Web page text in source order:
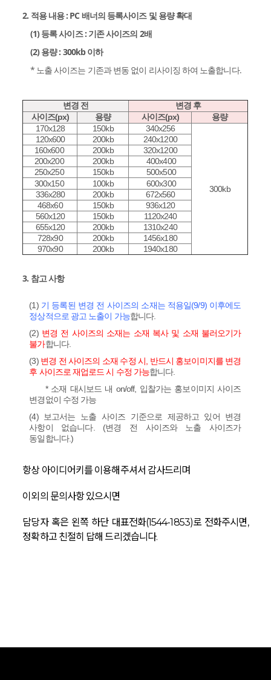
2. 적용 내용 : PC 배너의 등록사이즈 및 용량 확대
(1) 등록 사이즈 : 기존 사이즈의 2배
(2) 용량 : 300kb 이하
* 노출 사이즈는 기존과 변동 없이 리사이징 하여 노출합니다.
변경 전
변경 후
사이즈(px)
용량 사이즈(px)
용량
170x128
150kb 340x256
300kb
120x600 200kb
240x1200
160x600
200kb
320x1200
200x200
200kb
400x400
250x250
150kb
500x500
300x150
100kb
600x300
336x280
200kb
672x560
468x60
150kb
936x120
560x120
150kb
1120x240
655x120
200kb
1310x240
728x90
200kb
1456x180
970x90
200kb 1940x180
3. 참고 사항
(1) 기 등록된 변경 전 사이즈의 소재는 적용일(9/9) 이후에도
정상적으로 광고 노출이 가능합니다.
(2) 변경 전 사이즈의 소재는 소재 복사 및 소재 불러오기가
불가합니다.
(3) 변경 전 사이즈의 소재 수정 시, 반드시 홍보이미지를 변경
후 사이즈로 재업로드 시 수정 가능합니다.
* 소재 대시보드 내 on/off, 입찰가는 홍보이미지 사이즈
변경없이 수정 가능
(4) 보고서는 노출 사이즈 기준으로 제공하고 있어 변경
사항이 없습니다. (변경 전 사이즈와 노출 사이즈가
동일합니다.)
항상 아이디어키를 이용해주셔서 감사드리며
이외의 문의사항 있으시면
담당자 혹은 왼쪽 하단 대표전화(1544-1853)로 전화주시면,
정확하고 친절히 답해 드리겠습니다.